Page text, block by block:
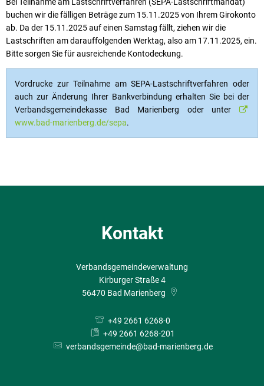
buchen wir die fälligen Beträge zum 15.11.2025 von Ihrem Girokonto
ab. Da der 15.11.2025 auf einen Samstag fällt, ziehen wir die
Lastschriften am darauffolgenden Werktag, also am 17.11.2025, ein.
Bitte sorgen Sie für ausreichende Kontodeckung.
Vordrucke zur Teilnahme am SEPA-Lastschriftverfahren oder
auch zur Änderung Ihrer Bankverbindung erhalten Sie bei der
Verbandsgemeindekasse Bad Marienberg oder unter
www.bad-marienberg.de/sepa.
Kontakt
Verbandsgemeindeverwaltung
Kirburger Straße 4
56470 Bad Marienberg
+49 2661 6268-0
+49 2661 6268-201
verbandsgemeinde@bad-marienberg.de